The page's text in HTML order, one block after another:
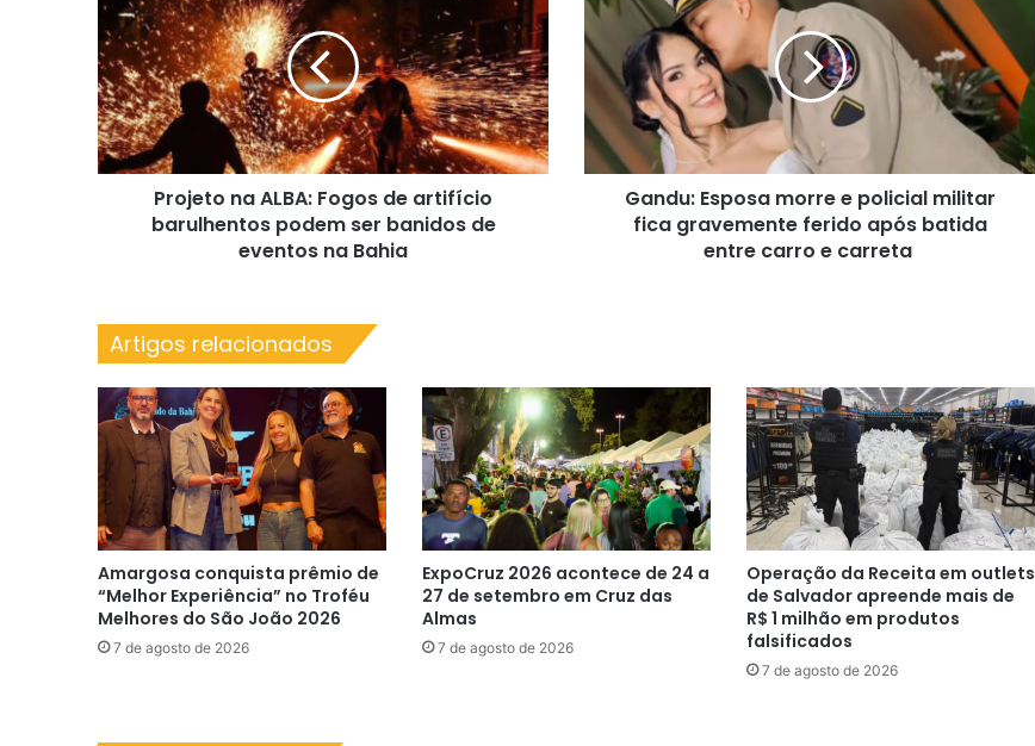
ALBA:
Fogos
de
artifício
barulhentos
podem
ser
banidosProjeto na ALBA: Fogos de artifício
barulhentos podem ser banidos de
eventos na Bahia
morre
e
policial
militar
fica
gravemente
ferido
Gandu: Esposa morre e policial militar
fica gravemente ferido após batida
entre carro e carreta
Artigos relacionados
Amargosa conquista prêmio de
“Melhor Experiência” no Troféu
Melhores do São João 2026
7 de agosto de 2026
ExpoCruz 2026 acontece de 24 a
27 de setembro em Cruz das
Almas
7 de agosto de 2026
Operação da Receita em outlets
de Salvador apreende mais de
R$ 1 milhão em produtos
falsificados
7 de agosto de 2026